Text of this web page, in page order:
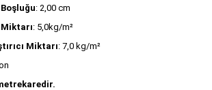
: 2,00 cm
: 5,0kg/m²
Miktarı: 7,0 kg/m²